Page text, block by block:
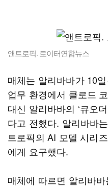
앤트로픽. 로이터연합뉴스
매체는 알리바바가 10
업무 환경에서 클로드
대신 알리바바의 ‘큐오
다고 전했다. 알리바바
트로픽의 AI 모델 시리
에게 요구했다.
매체에 따르면 알리바